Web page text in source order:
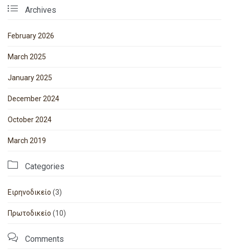
 Archives
February 2026
March 2025
January 2025
December 2024
October 2024
March 2019
 Categories
Ειρηνοδικείο (3)
Πρωτοδικείο (10)
 Comments